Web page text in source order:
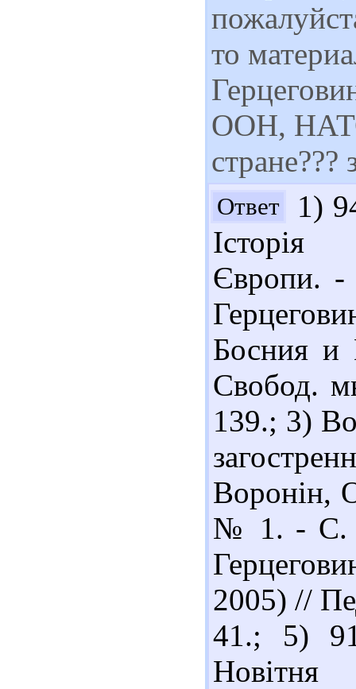
то
ООН,
стране???
Ответ
1)
Історія
Європи. -
Босния и
Свобод.
139.; 3)
Воронін,
№ 1. - С.
2005) //
41.; 5)